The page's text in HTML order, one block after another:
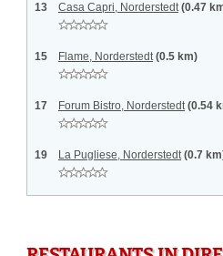
13 Casa Capri, Norderstedt (0.47
15 Flame, Norderstedt (0.5 km)
17 Forum Bistro, Norderstedt (0.54
19 La Pugliese, Norderstedt (0.7